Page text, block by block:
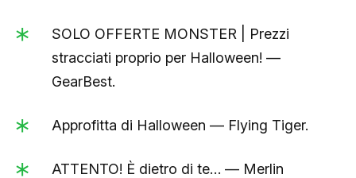
SOLO OFFERTE MONSTER | Prezzi
stracciati proprio per Halloween! —
GearBest.
Approfitta di Halloween — Flying Tiger.
ATTENTO! È dietro di te… — Merlin